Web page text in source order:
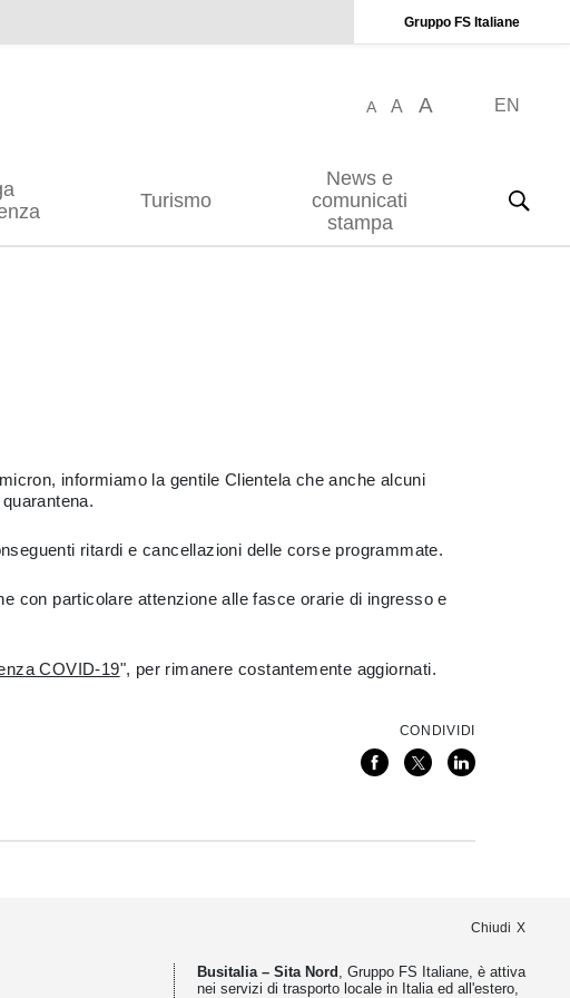
Gruppo FS Italiane
A A A EN
Turismo
News e
comunicati
stampa
informiamo la gentile Clientela che anche alcuni
ritardi e cancellazioni delle corse programmate.
con particolare attenzione alle fasce orarie di ingresso e
COVID-19", per rimanere costantemente aggiornati.
CONDIVIDI
Chiudi
Busitalia – Sita Nord , Gruppo FS Italiane, è attiva
nei servizi di trasporto locale in Italia ed all'estero,